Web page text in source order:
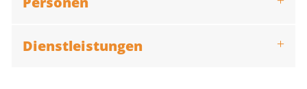
Dienstleistungen